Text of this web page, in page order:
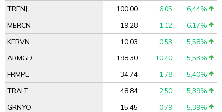
TRENJ
100,00 6,05
6,44%
MERCN
19,28 1,12
6,17%
KERVN
10,03 0,53
5,58%
ARMGD
198,30 10,40
5,53%
FRMPL
34,74 1,78
5,40%
TRALT
48,84 2,50
5,39%
GRNYO
15,45 0,79
5,39%